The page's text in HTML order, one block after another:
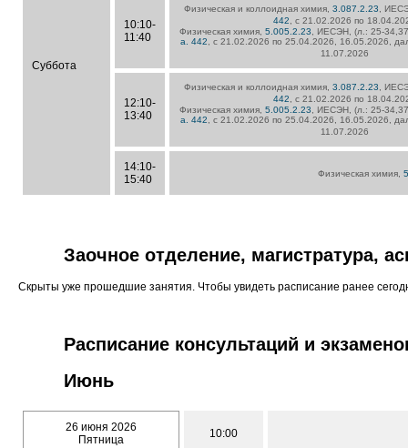
Суббота
10:10-
11:40
Физическая и коллоидная химия,3.087.2.23
,
442 , с 21.02.2026 по
Физическая химия,5.005.2.23
, ИЕСЭН, (л.: 25-
а. 442
, с 21.02.2026 по 25.04.2026, 16.05.2026,
11.07.2026
12:10-
13:40
Физическая и коллоидная химия,3.087.2.23
,
442 , с 21.02.2026 по
Физическая химия,5.005.2.23
, ИЕСЭН, (л.: 25-
а. 442
, с 21.02.2026 по 25.04.2026, 16.05.2026,
11.07.2026
14:10-
15:40
Физическая химия,
Заочное отделение, магистратура,
Скрыты уже прошедшие занятия. Чтобы увидеть расписание ранее
Расписание консультаций и
Июнь
26 июня 2026
Пятница
10:00